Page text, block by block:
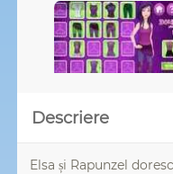
Descriere
Elsa și Rapunzel